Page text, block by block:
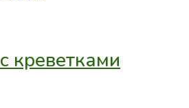
креветками